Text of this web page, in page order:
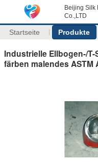
Beijing Silk
Co.,LTD
Startseite Produkte
Industrielle Ellbogen-/
färben malendes ASTM